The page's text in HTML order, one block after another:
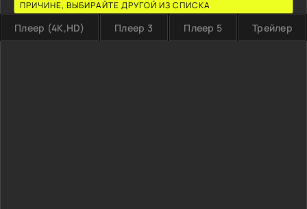
ПРИЧИНЕ, ВЫБИРАЙТЕ ДРУГОЙ ИЗ СПИСКА
Плеер (4K,HD) Плеер 3 Плеер 5 Трейлер